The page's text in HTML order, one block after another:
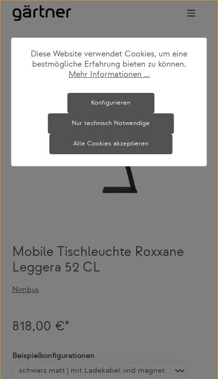
Zum Hauptinhalt springen
shop feed marken nimbus
Bildergalerie überspringen
Mobile Tischleuchte Roxxane
Leggera 52 CL
Nimbus
818,00 €*
Beispielkonfigurationen
Diese Website verwendet Cookies, um eine
bestmögliche Erfahrung bieten zu können.
Mehr Informationen ...
Nur technisch Notwendige
Konfigurieren
Alle Cookies akzeptieren